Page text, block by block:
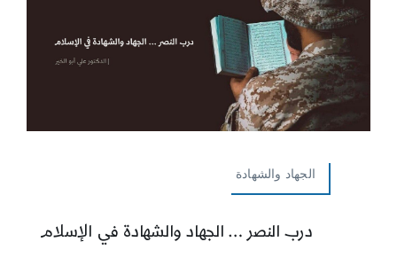
الجهاد والشهادة
درب النصر … الجهاد والشهادة في الإسلام